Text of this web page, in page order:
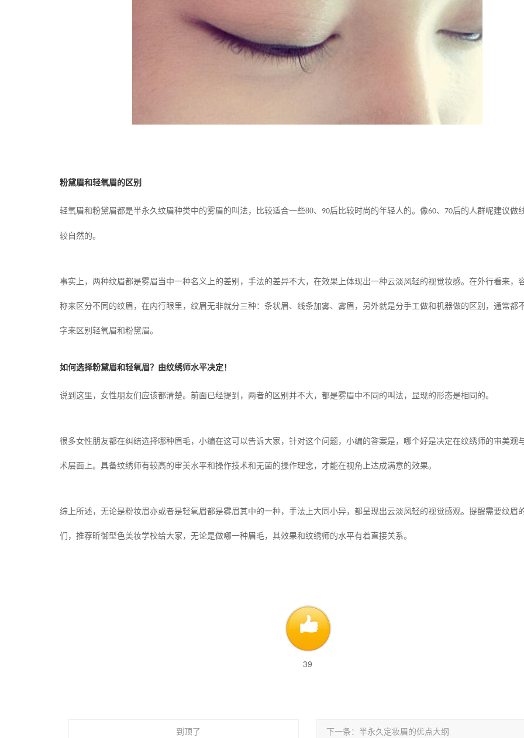
粉黛眉和轻氧眉的区别
轻氧眉和粉黛眉都是半永久纹眉种类中的雾眉的叫法，比较适合一些80、 90后比较时尚的年轻人的。像60、 70后的人群呢建议做
较自然的。
事实上，两种纹眉都是雾眉当中一种名义上的差别，手法的差异不大，在效果上体现出一种云淡风轻的视觉妆感。在外行看来，
称来区分不同的纹眉，在内行眼里，纹眉无非就分三种：条状眉、线条加雾、雾眉，另外就是分手工做和机器做的区别，通常都
字来区别轻氧眉和粉黛眉。
如何选择粉黛眉和轻氧眉？由纹绣师水平决定！
说到这里，女性朋友们应该都清楚。前面已经提到，两者的区别并不大，都是雾眉中不同的叫法，显现的形态是相同的。
很多女性朋友都在纠结选择哪种眉毛，小编在这可以告诉大家，针对这个问题，小编的答案是，哪个好是决定在纹绣师的审美观
术层面上。具备纹绣师有较高的审美水平和操作技术和无菌的操作理念，才能在视角上达成满意的效果。
综上所述，无论是粉妆眉亦或者是轻氧眉都是雾眉其中的一种，手法上大同小异，都呈现出云淡风轻的视觉感观。提醒需要纹眉
们，推荐昕御型色美妆学校给大家，无论是做哪一种眉毛，其效果和纹绣师的水平有着直接关系。
39
到顶了 下一条：半永久定妆眉的优点大纲